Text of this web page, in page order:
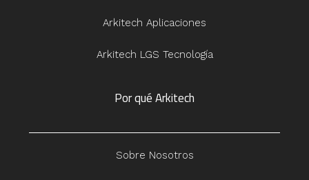
Arkitech Aplicaciones
Arkitech LGS Tecnología
Por qué Arkitech
Sobre Nosotros